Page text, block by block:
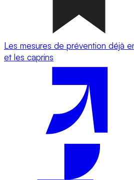
Les mesures de prévention déjà
et les caprins